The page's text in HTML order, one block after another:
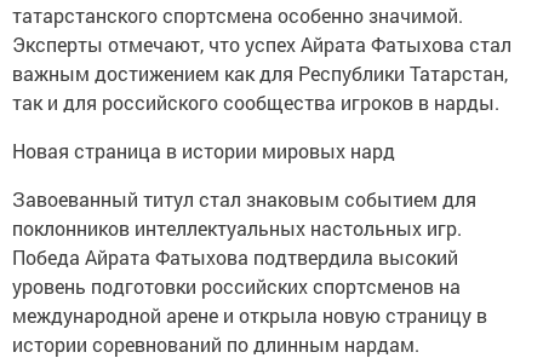
татарстанского спортсмена особенно значимой.
Эксперты отмечают, что успех Айрата Фатыхова стал
важным достижением как для Республики Татарстан,
так и для российского сообщества игроков в нарды.
Новая страница в истории мировых нард
Завоеванный титул стал знаковым событием для
поклонников интеллектуальных настольных игр.
Победа Айрата Фатыхова подтвердила высокий
уровень подготовки российских спортсменов на
международной арене и открыла новую страницу в
истории соревнований по длинным нардам.